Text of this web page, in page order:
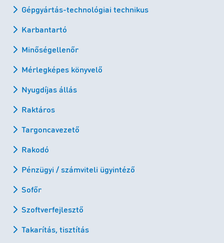
Gépgyártás-technológiai technikus
Karbantartó
Minőségellenőr
Mérlegképes könyvelő
Nyugdíjas állás
Raktáros
Targoncavezető
Rakodó
Pénzügyi / számviteli ügyintéző
Sofőr
Szoftverfejlesztő
Takarítás, tisztítás